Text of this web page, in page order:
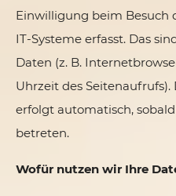
Einwilligung beim Besuch
IT-Systeme erfasst. Das
Daten (z. B.
Uhrzeit des Seitenaufrufs).
erfolgt automatisch,
betreten.
Wofür nutzen wir Ihre